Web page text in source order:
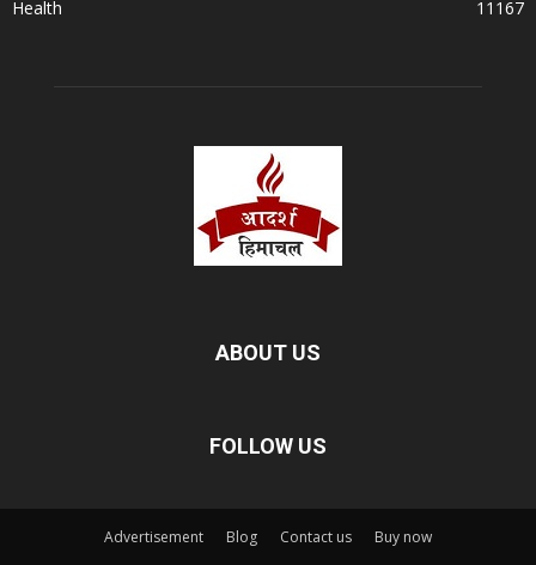
Health
11167
ABOUT US
FOLLOW US
Advertisement Blog Contact us Buy now